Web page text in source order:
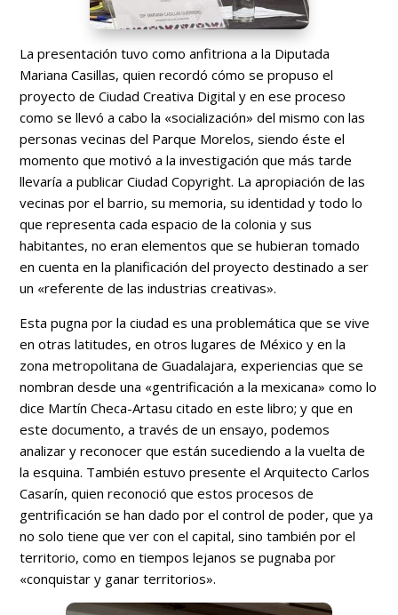
La presentación tuvo como anfitriona a la Diputada
Mariana Casillas, quien recordó cómo se propuso el
proyecto de Ciudad Creativa Digital y en ese proceso
como se llevó a cabo la «socialización» del mismo con las
personas vecinas del Parque Morelos, siendo éste el
momento que motivó a la investigación que más tarde
llevaría a publicar Ciudad Copyright. La apropiación de las
vecinas por el barrio, su memoria, su identidad y todo lo
que representa cada espacio de la colonia y sus
habitantes, no eran elementos que se hubieran tomado
en cuenta en la planificación del proyecto destinado a ser
un «referente de las industrias creativas».
Esta pugna por la ciudad es una problemática que se vive
en otras latitudes, en otros lugares de México y en la
zona metropolitana de Guadalajara, experiencias que se
nombran desde una «gentrificación a la mexicana» como lo
dice Martín Checa-Artasu citado en este libro; y que en
este documento, a través de un ensayo, podemos
analizar y reconocer que están sucediendo a la vuelta de
la esquina. También estuvo presente el Arquitecto Carlos
Casarín, quien reconoció que estos procesos de
gentrificación se han dado por el control de poder, que ya
no solo tiene que ver con el capital, sino también por el
territorio, como en tiempos lejanos se pugnaba por
«conquistar y ganar territorios».